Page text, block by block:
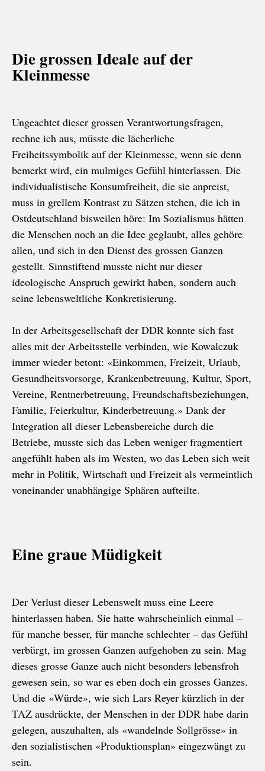
Die grossen Ideale auf der
Kleinmesse
Ungeachtet dieser grossen Verantwortungsfragen,
rechne ich aus, müsste die lächerliche
Freiheitssymbolik auf der Kleinmesse, wenn sie denn
bemerkt wird, ein mulmiges Gefühl hinterlassen. Die
individualistische Konsumfreiheit, die sie anpreist,
muss in grellem Kontrast zu Sätzen stehen, die ich in
Ostdeutschland bisweilen höre: Im Sozialismus hätten
die Menschen noch an die Idee geglaubt, alles gehöre
allen, und sich in den Dienst des grossen Ganzen
gestellt. Sinnstiftend musste nicht nur dieser
ideologische Anspruch gewirkt haben, sondern auch
seine lebensweltliche Konkretisierung.
In der Arbeitsgesellschaft der DDR konnte sich fast
alles mit der Arbeitsstelle verbinden, wie Kowalczuk
immer wieder betont: «Einkommen, Freizeit, Urlaub,
Gesundheitsvorsorge, Krankenbetreuung, Kultur, Sport,
Vereine, Rentnerbetreuung, Freundschaftsbeziehungen,
Familie, Feierkultur, Kinderbetreuung.» Dank der
Integration all dieser Lebensbereiche durch die
Betriebe, musste sich das Leben weniger fragmentiert
angefühlt haben als im Westen, wo das Leben sich weit
mehr in Politik, Wirtschaft und Freizeit als vermeintlich
voneinander unabhängige Sphären aufteilte.
Eine graue Müdigkeit
Der Verlust dieser Lebenswelt muss eine Leere
hinterlassen haben. Sie hatte wahrscheinlich einmal –
für manche besser, für manche schlechter – das Gefühl
verbürgt, im grossen Ganzen aufgehoben zu sein. Mag
dieses grosse Ganze auch nicht besonders lebensfroh
gewesen sein, so war es eben doch ein grosses Ganzes.
Und die «Würde», wie sich Lars Reyer kürzlich in der
TAZ ausdrückte, der Menschen in der DDR habe darin
gelegen, auszuhalten, als «wandelnde Sollgrösse» in
den sozialistischen «Produktionsplan» eingezwängt zu
sein.